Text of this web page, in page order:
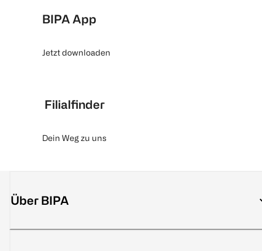
BIPA App
Jetzt downloaden
Filialfinder
Dein Weg zu uns
Über BIPA